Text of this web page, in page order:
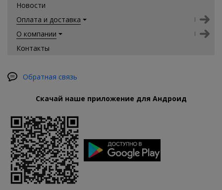
Новости
Оплата и доставка
О компании
Контакты
Обратная связь
Скачай наше приложение для Андроид